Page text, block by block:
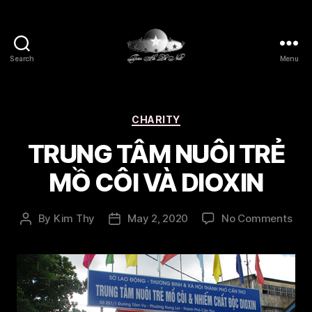
Search
Nhat
Menu
Categories
CHARITY
TRUNG TÂM NUÔI TRẺ
MỒ CÔI VÀ DIOXIN
Post
By Kim Thy
PostMay 2, 2020 No Commentson
TRẺ
MỒ